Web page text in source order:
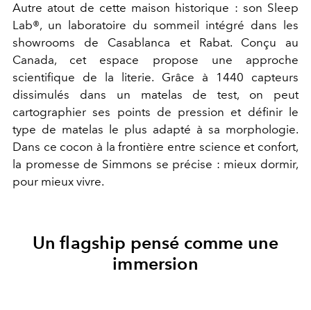
Autre atout de cette maison historique : son Sleep
Lab®, un laboratoire du sommeil intégré dans les
showrooms de Casablanca et Rabat. Conçu au
Canada, cet espace propose une approche
scientifique de la literie. Grâce à 1440 capteurs
dissimulés dans un matelas de test, on peut
cartographier ses points de pression et définir le
type de matelas le plus adapté à sa morphologie.
Dans ce cocon à la frontière entre science et confort,
la promesse de Simmons se précise : mieux dormir,
pour mieux vivre.
Un flagship pensé comme une
immersion